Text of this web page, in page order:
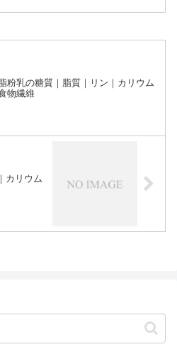
粉乳の糖質｜脂質｜リン｜カリウム
物繊維
カリウム